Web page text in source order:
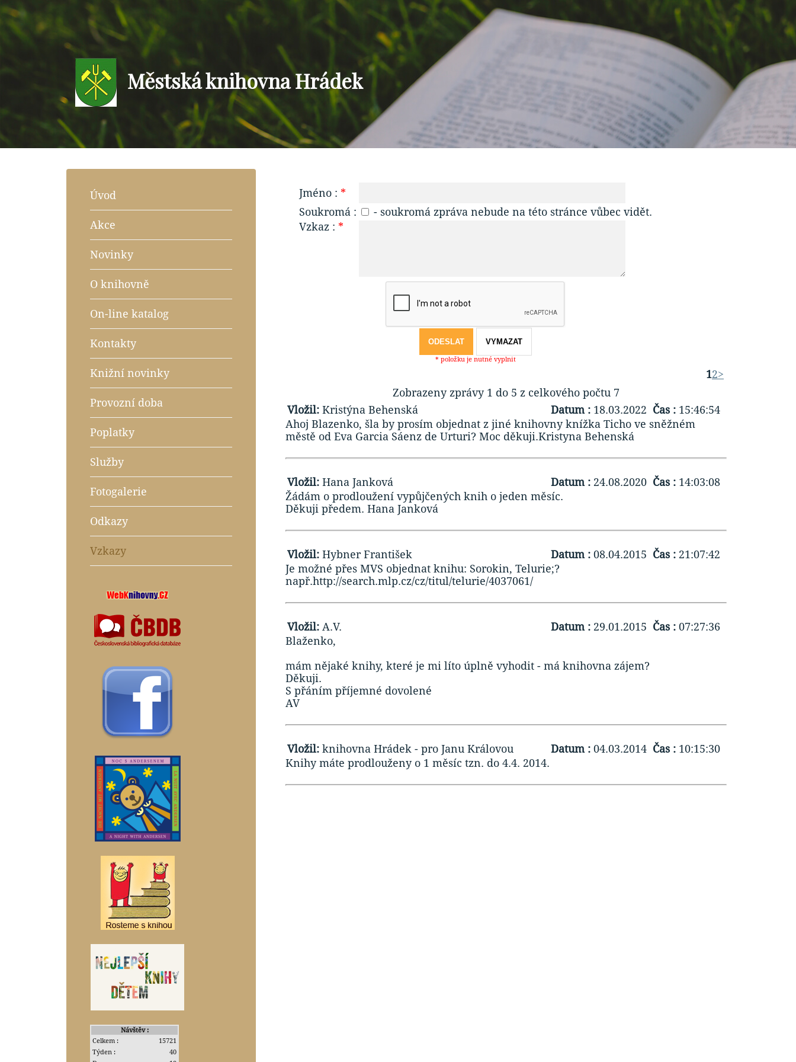
Městská knihovna Hrádek
Úvod
Akce
Novinky
O knihovně
On-line katalog
Kontakty
Knižní novinky
Provozní doba
Poplatky
Služby
Fotogalerie
Odkazy
Vzkazy
Návštěv :
Celkem :
15721
Týden :
40
Jméno : *
Soukromá :
- soukromá zpráva nebude na této stránce vůbec vidět.
Vzkaz : *
* položku je nutné vyplnit
12>
Zobrazeny zprávy 1 do 5 z celkového počtu 7
Vložil: Kristýna Behenská Datum : 18.03.2022 Čas : 15:46:54
Ahoj Blazenko, šla by prosím objednat z jiné knihovny knížka Ticho ve sněžném
městě od Eva Garcia Sáenz de Urturi? Moc děkuji.Kristyna Behenská
Vložil: Hana Janková Datum : 24.08.2020 Čas : 14:03:08
Žádám o prodloužení vypůjčených knih o jeden měsíc.
Děkuji předem. Hana Janková
Vložil: Hybner František Datum : 08.04.2015 Čas : 21:07:42
Je možné přes MVS objednat knihu: Sorokin, Telurie;?
např.http://search.mlp.cz/cz/titul/telurie/4037061/
Vložil: A.V. Datum : 29.01.2015 Čas : 07:27:36
Blaženko,
mám nějaké knihy, které je mi líto úplně vyhodit - má knihovna zájem?
Děkuji.
S přáním příjemné dovolené
AV
Vložil: knihovna Hrádek - pro Janu Královou Datum : 04.03.2014 Čas : 10:15:30
Knihy máte prodlouženy o 1 měsíc tzn. do 4.4. 2014.